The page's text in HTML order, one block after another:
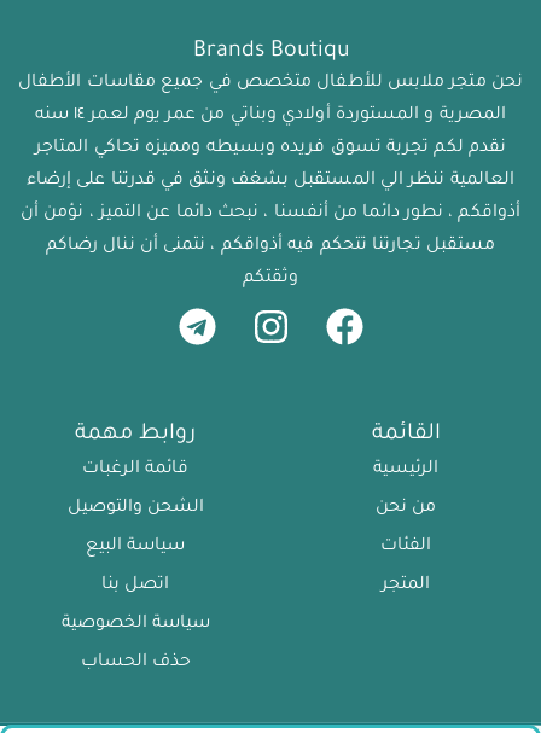
Brands Boutiqu
نحن متجر ملابس للأطفال متخصص في جميع مقاسات الأطفال
المصرية و المستوردة أولادي وبناتي من عمر يوم لعمر ١٤ سنه
نقدم لكم تجربة تسوق فريده وبسيطه ومميزه تحاكي المتاجر
العالمية ننظر الي المستقبل بشغف ونثق في قدرتنا على إرضاء
أذواقكم ، نطور دائما من أنفسنا ، نبحث دائما عن التميز ، نؤمن أن
مستقبل تجارتنا تتحكم فيه أذواقكم ، نتمنى أن ننال رضاكم
وثقتكم
القائمة
الرئيسية
من نحن
الفئات
المتجر
روابط مهمة
قائمة الرغبات
الشحن والتوصيل
سياسة البيع
اتصل بنا
سياسة الخصوصية
حذف الحساب